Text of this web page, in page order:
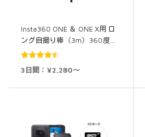
Insta360 ONE ＆ ONE X用 ロ
ング自撮り棒（3m）360度…
5段階中
3日間：¥2,280～